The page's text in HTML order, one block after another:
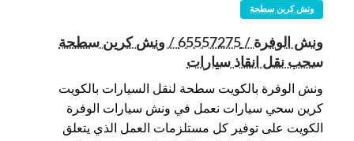
ونش كرين سطحة
ونش الوفرة / 65557275 / ونش كرين سطحة
سحب نقل انقاذ سيارات
ونش الوفرة بالكويت سطحة لنقل السيارات بالكويت
كرين سحي سيارات نعمل في ونش سيارات الوفرة
الكويت على توفير كل مستلزمات العمل الذي يتعلق